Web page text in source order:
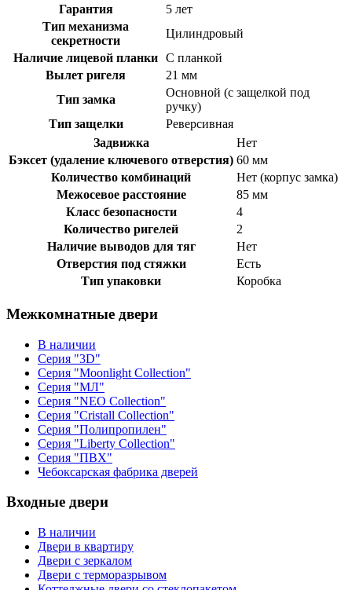
Гарантия
5 лет
Тип механизма
секретности
Цилиндровый
Наличие лицевой планки С планкой
Вылет ригеля
21 мм
Тип замка
Основной (с защелкой под
ручку)
Тип защелки
Реверсивная
Задвижка
Нет
Бэксет (удаление ключевого отверстия) 60 мм
Количество комбинаций
Нет (корпус замка)
Межосевое расстояние
85 мм
Класс безопасности
4
Количество ригелей
2
Наличие выводов для тяг
Нет
Отверстия под стяжки
Есть
Тип упаковки
Коробка
Межкомнатные двери
В наличии
Серия "3D"
Серия "Moonlight Collection"
Серия "МЛ"
Серия "NEO Collection"
Серия "Cristall Collection"
Серия "Полипропилен"
Серия "Liberty Collection"
Серия "ПВХ"
Чебоксарская фабрика дверей
Входные двери
В наличии
Двери в квартиру
Двери с зеркалом
Двери с терморазрывом